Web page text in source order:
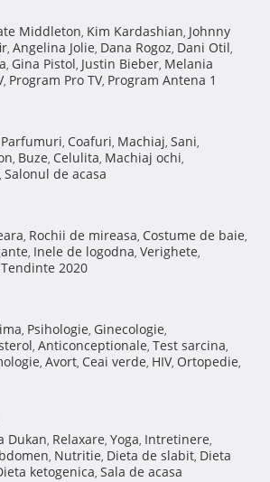
Middleton, Kim Kardashian, Johnny
, Angelina Jolie, Dana Rogoz, Dani Otil,
, Gina Pistol, Justin Bieber, Melania
, Program Pro TV, Program Antena 1
Parfumuri, Coafuri, Machiaj, Sani,
, Buze, Celulita, Machiaj ochi,
, Salonul de acasa
, Rochii de mireasa, Costume de baie,
, Inele de logodna, Verighete,
Tendinte 2020
, Psihologie, Ginecologie,
, Anticonceptionale, Test sarcina,
, Avort, Ceai verde, HIV, Ortopedie,
Dukan, Relaxare, Yoga, Intretinere,
, Nutritie, Dieta de slabit, Dieta
ketogenica, Sala de acasa